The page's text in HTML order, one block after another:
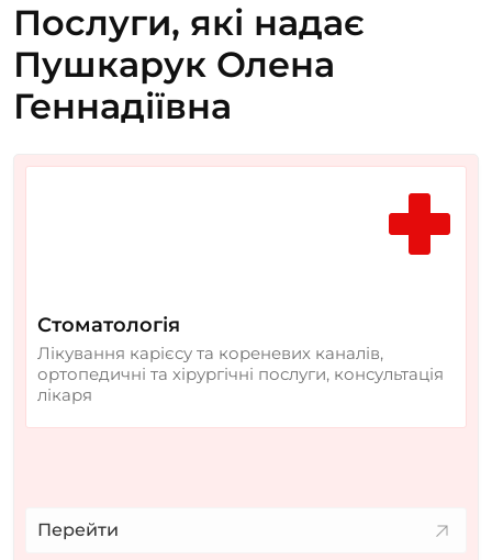
Послуги, які надає
Пушкарук Олена
Геннадіївна
Стоматологія
Лікування карієсу та кореневих каналів,
ортопедичні та хірургічні послуги, консультація
лікаря
Перейти